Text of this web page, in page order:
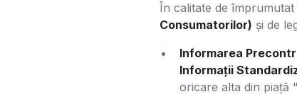
În calitate de
Consumatorilor) și de
Informarea
Informații
oricare alta din piață